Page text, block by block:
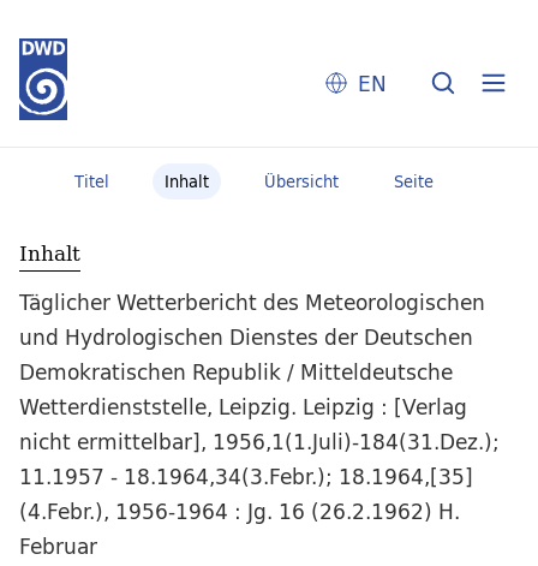
EN
Titel Inhalt Übersicht Seite
Inhalt
Täglicher Wetterbericht des Meteorologischen
und Hydrologischen Dienstes der Deutschen
Demokratischen Republik / Mitteldeutsche
Wetterdienststelle, Leipzig. Leipzig : [Verlag
nicht ermittelbar], 1956,1(1.Juli)-184(31.Dez.);
11.1957 - 18.1964,34(3.Febr.); 18.1964,[35]
(4.Febr.), 1956-1964 : Jg. 16 (26.2.1962) H.
Februar